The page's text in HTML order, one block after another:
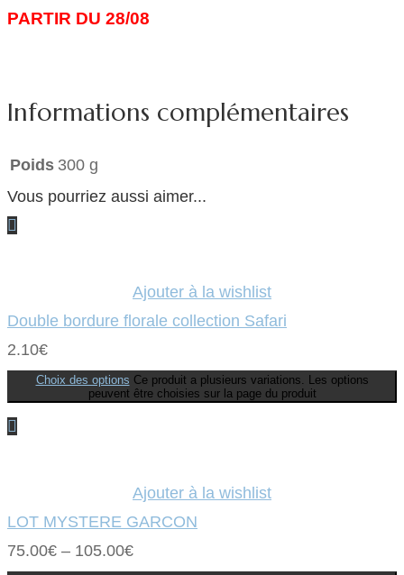
PARTIR DU 28/08
Informations complémentaires
Poids 300 g
Vous pourriez aussi aimer...
Ajouter à la wishlist
Double bordure florale collection Safari
2.10€
Choix des options Ce produit a plusieurs variations. Les options
peuvent être choisies sur la page du produit
Ajouter à la wishlist
LOT MYSTERE GARCON
75.00€ – 105.00€